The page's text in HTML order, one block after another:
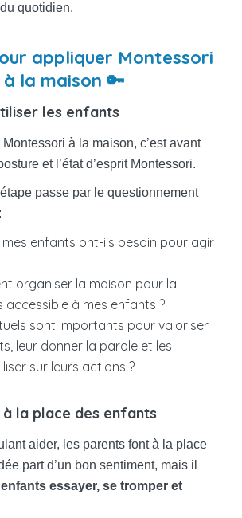
quotidien.
appliquer Montessori
à la maison 🔑
les enfants
à la maison, c’est avant
et l’état d’esprit Montessori.
passe par le questionnement
mes enfants ont-ils besoin pour agir
organiser la maison pour la
accessible à mes enfants ?
sont importants pour valoriser
leur donner la parole et les
sur leurs actions ?
la place des enfants
aider, les parents font à la place
part d’un bon sentiment, mais il
essayer, se tromper et